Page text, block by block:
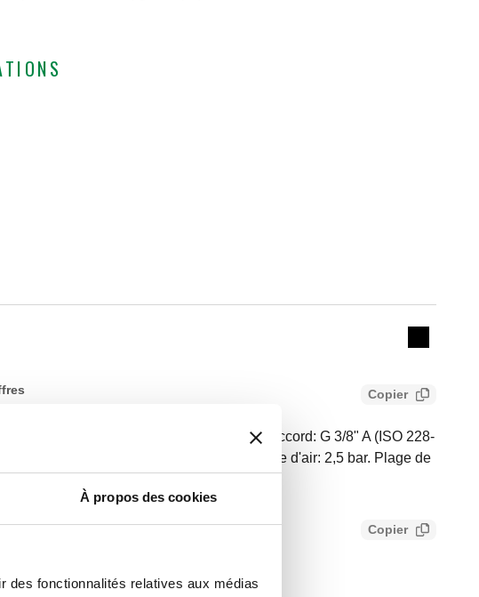
À propos des cookies
des fonctionnalités relatives aux médias
Collapse
Copier
MINICAL®. Purgeur d'air automatique. Raccord: G 3/8" A (ISO 228-
d'exercice: 10 bar. Pression maxi de purge d'air: 2,5 bar. Plage de
Copier